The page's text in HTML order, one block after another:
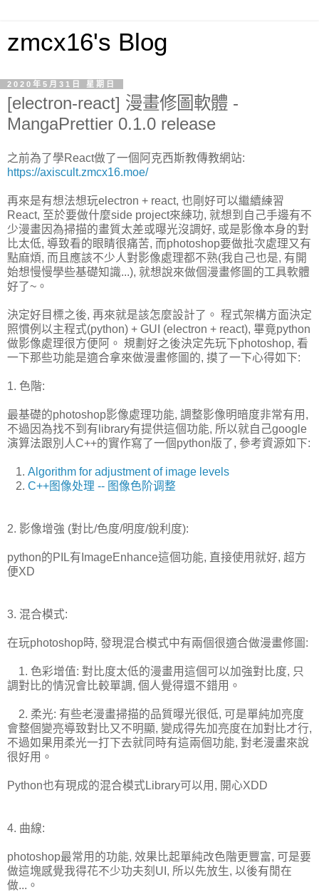
zmcx16's Blog
2020年5月31日 星期日
[electron-react] 漫畫修圖軟體 -
MangaPrettier 0.1.0 release
之前為了學React做了一個阿克西斯教傳教網站:
https://axiscult.zmcx16.moe/
再來是有想法想玩electron + react, 也剛好可以繼續練習
React, 至於要做什麼side project來練功, 就想到自己手邊有不
少漫畫因為掃描的畫質太差或曝光沒調好, 或是影像本身的對
比太低, 導致看的眼睛很痛苦, 而photoshop要做批次處理又有
點麻煩, 而且應該不少人對影像處理都不熟(我自己也是, 有開
始想慢慢學些基礎知識...), 就想說來做個漫畫修圖的工具軟體
好了~。
決定好目標之後, 再來就是該怎麼設計了。 程式架構方面決定
照慣例以主程式(python) + GUI (electron + react), 畢竟python
做影像處理很方便阿。 規劃好之後決定先玩下photoshop, 看
一下那些功能是適合拿來做漫畫修圖的, 摸了一下心得如下:
1. 色階:
最基礎的photoshop影像處理功能, 調整影像明暗度非常有用,
不過因為找不到有library有提供這個功能, 所以就自己google
演算法跟別人C++的實作寫了一個python版了, 參考資源如下:
1. Algorithm for adjustment of image levels
2. C++图像处理 -- 图像色阶调整
2. 影像增強 (對比/色度/明度/銳利度):
python的PIL有ImageEnhance這個功能, 直接使用就好, 超方
便XD
3. 混合模式:
在玩photoshop時, 發現混合模式中有兩個很適合做漫畫修圖:
1. 色彩增值: 對比度太低的漫畫用這個可以加強對比度, 只
調對比的情況會比較單調, 個人覺得還不錯用。
2. 柔光: 有些老漫畫掃描的品質曝光很低, 可是單純加亮度
會整個變亮導致對比又不明顯, 變成得先加亮度在加對比才行,
不過如果用柔光一打下去就同時有這兩個功能, 對老漫畫來說
很好用。
Python也有現成的混合模式Library可以用, 開心XDD
4. 曲線:
photoshop最常用的功能, 效果比起單純改色階更豐富, 可是要
做這塊感覺我得花不少功夫刻UI, 所以先放生, 以後有閒在
做...。